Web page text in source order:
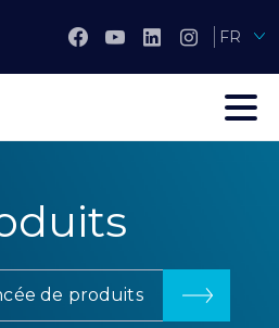
FR
de produits